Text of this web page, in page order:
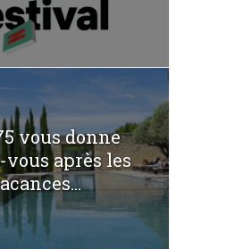
vous donne
après les